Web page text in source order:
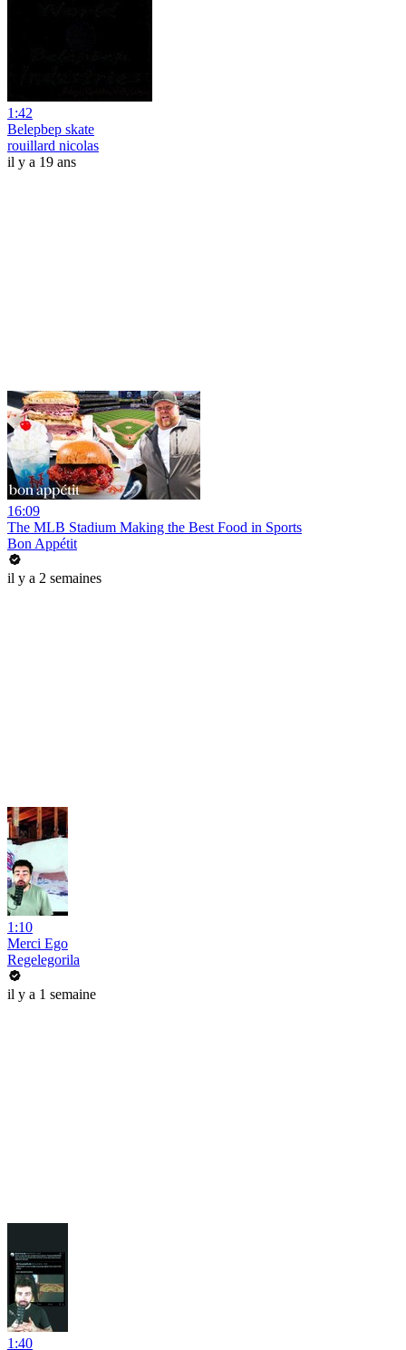
1:42
Belepbep skate
rouillard nicolas
il y a 19 ans
16:09
The MLB Stadium Making the Best Food in Sports
Bon Appétit
il y a 2 semaines
1:10
Merci Ego
Regelegorila
il y a 1 semaine
1:40